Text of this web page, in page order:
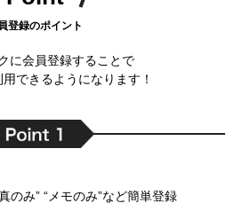
登録のポイント
に会員登録することで
できるようになります！
のみ” “メモのみ”など簡単登録